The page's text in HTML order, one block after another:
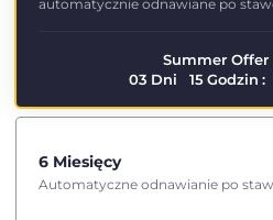
automatycznie odnawiane po
Summer Offer
03 Dni 15Godzin :
6 Miesięcy
Automatyczne odnawianie po